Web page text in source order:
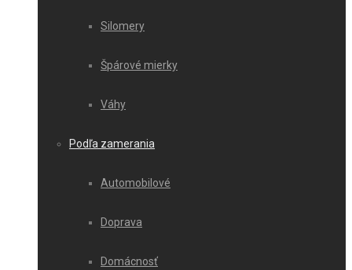
Silomery
Špárové mierky
Váhy
Podľa zamerania
Automobilové
Doprava
Domácnosť